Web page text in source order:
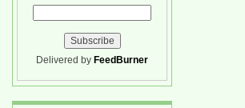
Delivered by FeedBurner